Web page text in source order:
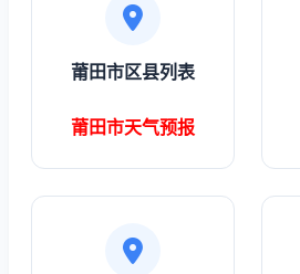
莆田市区县列表
莆田市天气预报